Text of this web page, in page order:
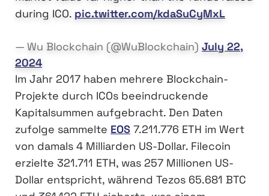
during ICO. pic.twitter.com/kdaSuCyMxL
— Wu Blockchain (@WuBlockchain) July 22,
2024
Im Jahr 2017 haben mehrere Blockchain-
Projekte durch ICOs beeindruckende
Kapitalsummen aufgebracht. Den Daten
zufolge sammelte EOS 7.211.776 ETH im Wert
von damals 4 Milliarden US-Dollar. Filecoin
erzielte 321.711 ETH, was 257 Millionen US-
Dollar entspricht, während Tezos 65.681 BTC